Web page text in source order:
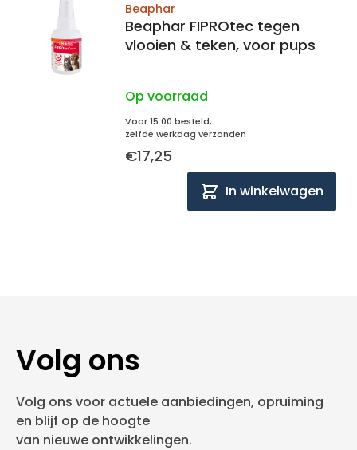
Beaphar
Beaphar FIPROtec tegen
vlooien & teken, voor pups
Op voorraad
Voor 15:00 besteld,
zelfde werkdag verzonden
€17,25
In winkelwagen
Volg ons
Volg ons voor actuele aanbiedingen, opruiming
en blijf op de hoogte
van nieuwe ontwikkelingen.